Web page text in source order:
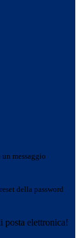
messaggio
della password
posta elettronica!